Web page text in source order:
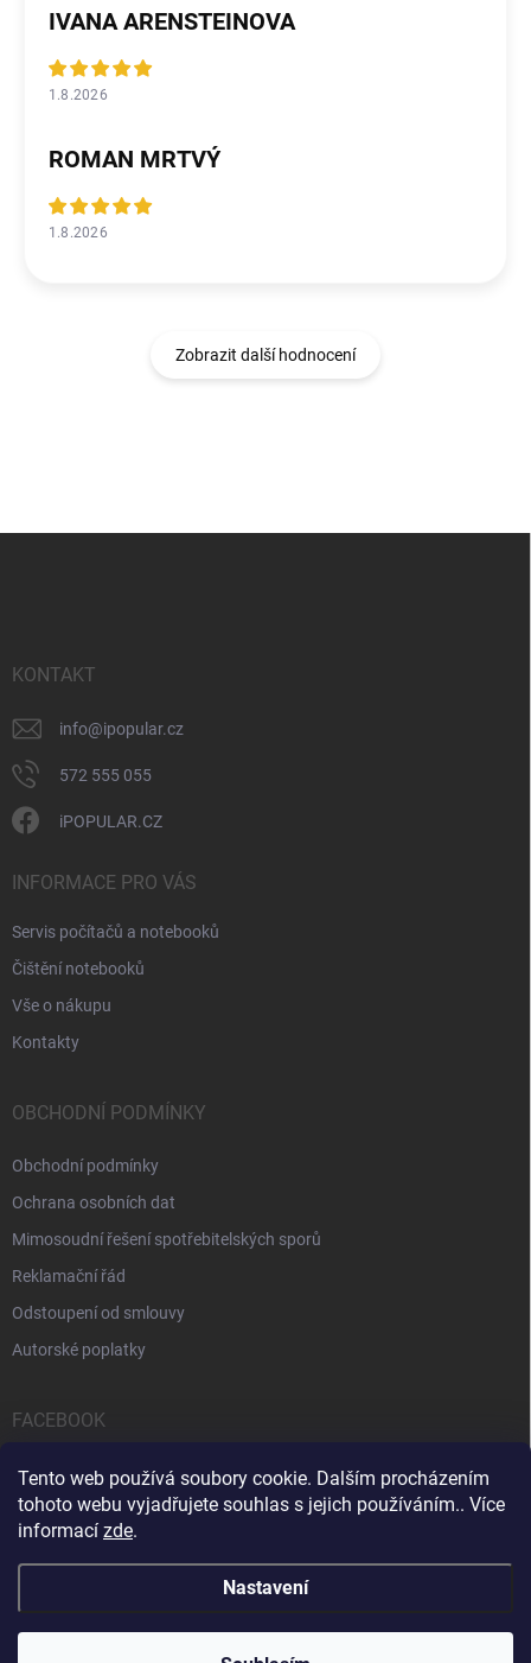
Tento web používá soubory cookie. Dalším procházením
tohoto webu vyjadřujete souhlas s jejich používáním.. Více
informací zde.
Nastavení
IVANA ARENSTEINOVA
1.8.2026
ROMAN MRTVÝ
1.8.2026
Zobrazit další hodnocení
KONTAKT
info@ipopular.cz
572 555 055
iPOPULAR.CZ
INFORMACE PRO VÁS
Servis počítačů a notebooků
Čištění notebooků
Vše o nákupu
Kontakty
OBCHODNÍ PODMÍNKY
Obchodní podmínky
Ochrana osobních dat
Mimosoudní řešení spotřebitelských sporů
Reklamační řád
Odstoupení od smlouvy
Autorské poplatky
FACEBOOK
Servis počítačů a notebooků Čištění notebooků Kontakty
iPOPULAR.CZ . Všechna práva vyhrazena.